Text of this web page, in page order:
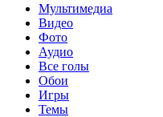
Мультимедиа
Видео
Фото
Аудио
Все голы
Обои
Игры
Темы